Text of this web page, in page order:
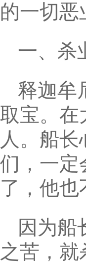
的一切恶
一、杀
释迦牟
取宝。在
人。船
们，一定
了，他也
因为船
之苦，